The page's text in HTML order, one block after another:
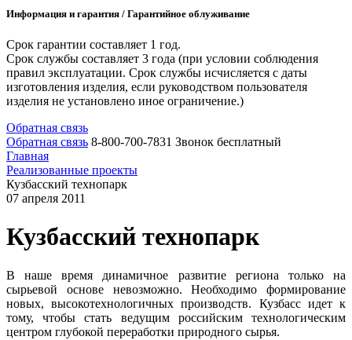
Информация и гарантия / Гарантийное облуживание
Срок гарантии составляет 1 год.
Срок службы составляет 3 года (при условии соблюдения
правил эксплуатации. Срок службы исчисляется с даты
изготовления изделия, если руководством пользователя
изделия не установлено иное ограничение.)
Обратная связь
Обратная связь 8-800-700-7831 Звонок бесплатный
Главная
Реализованные проекты
Кузбасский технопарк
07 апреля 2011
Кузбасский технопарк
В наше время динамичное развитие региона только на
сырьевой основе невозможно. Необходимо формирование
новых, высокотехнологичных производств. Кузбасс идет к
тому, чтобы стать ведущим российским технологическим
центром глубокой переработки природного сырья.